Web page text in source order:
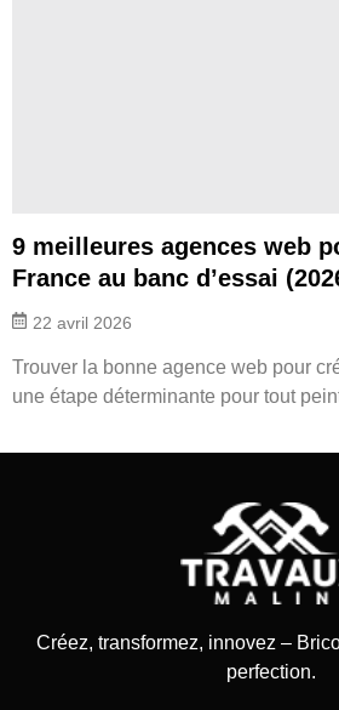
9 meilleures agences web
France au banc d’essai
22 avril 2026
Trouver la bonne agence web pour
une étape déterminante pour tout
Créez, transformez, innovez –
perfection.